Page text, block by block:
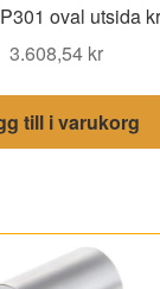
oval utsida
3.608,54 kr
till i varukorg